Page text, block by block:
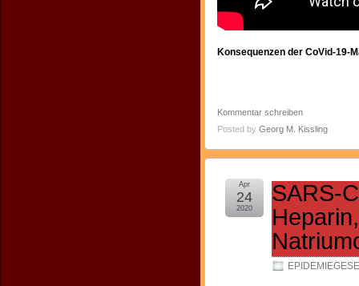
Konsequenzen der CoVid-19-
Kommentar schreiben
Posted by Georg M. Kissling
SARS-
Apr
24
2020